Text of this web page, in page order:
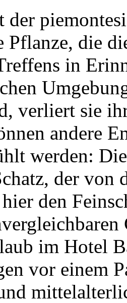
der
Pflanze, die
in
verliert sie
andere
werden:
der von
den
im Hotel
vor einem